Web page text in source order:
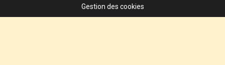
Gestion des cookies